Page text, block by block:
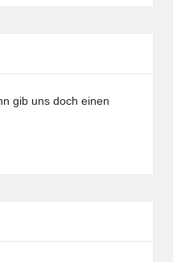
gib uns doch einen